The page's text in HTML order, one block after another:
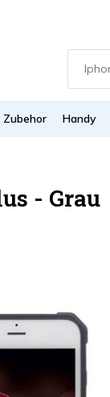
Zubehor Handy
- Grau